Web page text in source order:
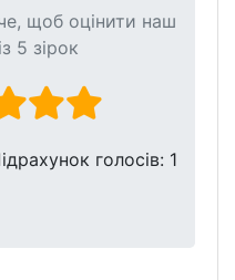
щоб оцінити наш
5 зірок
голосів: 1